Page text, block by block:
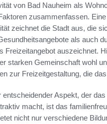
von Bad Nauheim als
zusammenfassen.
zeichnet die Stadt aus, die
als auch
Freizeitangebot auszeichnet.
starken Gemeinschaft wohl
zur Freizeitgestaltung, die
entscheidender Aspekt, der
macht, ist das
nicht nur verschiedene